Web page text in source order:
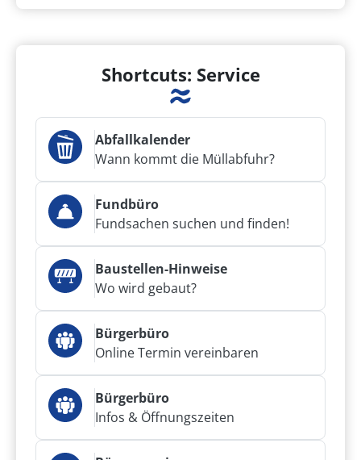
Shortcuts: Service
Abfallkalender
Wann kommt die Müllabfuhr?
Fundbüro
Fundsachen suchen und finden!
Baustellen-Hinweise
Wo wird gebaut?
Bürgerbüro
Online Termin vereinbaren
Bürgerbüro
Infos & Öffnungszeiten